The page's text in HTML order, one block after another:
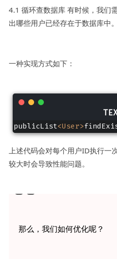
4.1 循环查数据库 有时候，我们
出哪些用户已经存在于数据库中。
一种实现方式如下：
publicList<User>
上述代码会对每个用户ID执行一
较大时会导致性能问题。
那么，我们如何优化呢？